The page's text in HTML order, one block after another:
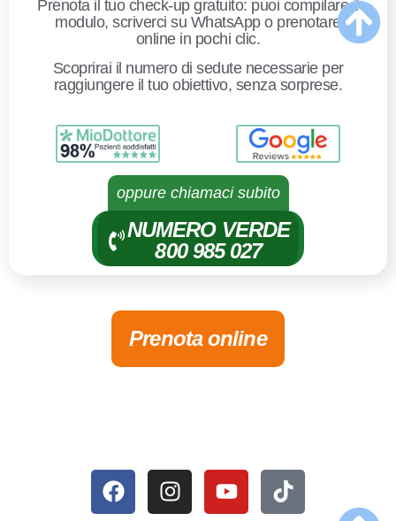
Prenota il tuo check-up gratuito: puoi compilare il
modulo, scriverci su WhatsApp o prenotare
online in pochi clic.
Scoprirai il numero di sedute necessarie per
raggiungere il tuo obiettivo, senza sorprese.
oppure chiamaci subito
NUMERO VERDE
800 985 027
Prenota online